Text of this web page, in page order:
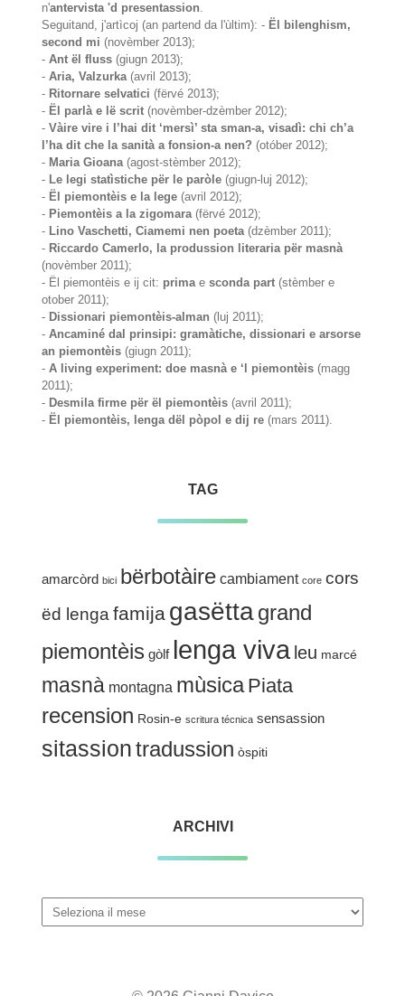
n'antervista 'd presentassion.
Seguitand, j'artìcoj (an partend da l'ùltim): - Ël bilenghism,
second mi (novèmber 2013);
-Ant ël fluss (giugn 2013);
-Aria, Valzurka(avril 2013);
- Ritornare selvatici (fërvé 2013);
- Ël parlà e lë scrit (novèmber-dzèmber 2012);
-Vàire vire i l’hai dit ‘mersì’ sta sman-a, visadì: chi ch’a
l’ha dit che la sanità a fonsion-a nen? (otóber 2012);
- Maria Gioana(agost-stèmber 2012);
- Le legi statìstiche për le paròle (giugn-luj 2012);
- Ël piemontèis e la lege (avril 2012);
- Piemontèis a la zigomara(fërvé 2012);
- Lino Vaschetti, Ciamemi nen poeta(dzèmber 2011);
- Riccardo Camerlo, la produssion literaria për masnà
(novèmber 2011);
- Ël piemontèis e ij cit: primaesconda part (stèmber e
otober 2011);
- Dissionari piemontèis-alman (luj 2011);
-Ancaminé dal prinsipi: gramàtiche, dissionari e arsorse
an piemontèis (giugn 2011);
-A living experiment: doe masnà e ‘l piemontèis (magg
2011);
- Desmila firme për ël piemontèis (avril 2011);
- Ël piemontèis, lenga dël pòpol e dij re (mars 2011).
TAG
amarcòrd bici bërbotàire cambiament core cors
ëd lenga famija gasëttagrand
piemontèis gòlf lenga viva leu marcé
masnà montagna mùsicaPiata
recension Rosin-e scritura técnica sensassion
sitassion tradussion òspiti
ARCHIVI
Archivi